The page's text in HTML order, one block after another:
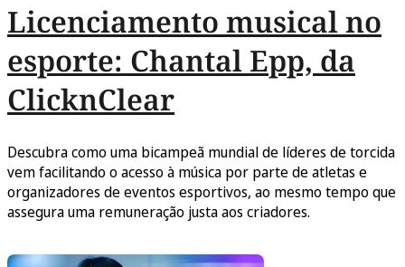
Licenciamento musical no
esporte: Chantal Epp, da
ClicknClear
Descubra como uma bicampeã mundial de líderes de torcida
vem facilitando o acesso à música por parte de atletas e
organizadores de eventos esportivos, ao mesmo tempo que
assegura uma remuneração justa aos criadores.